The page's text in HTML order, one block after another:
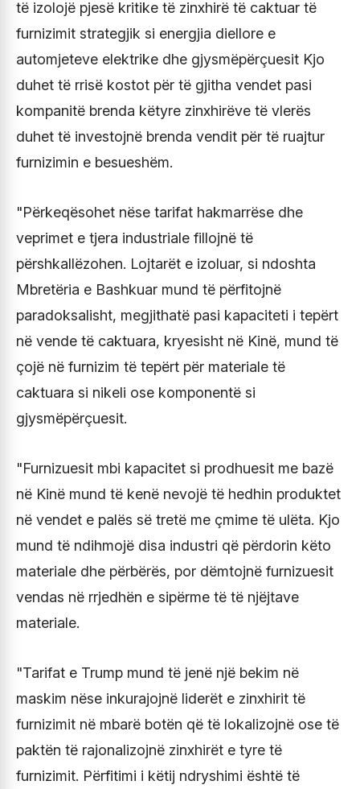
të izolojë pjesë kritike të zinxhirë të caktuar të
furnizimit strategjik si energjia diellore e
automjeteve elektrike dhe gjysmëpërçuesit Kjo
duhet të rrisë kostot për të gjitha vendet pasi
kompanitë brenda këtyre zinxhirëve të vlerës
duhet të investojnë brenda vendit për të ruajtur
furnizimin e besueshëm.
"Përkeqësohet nëse tarifat hakmarrëse dhe
veprimet e tjera industriale fillojnë të
përshkallëzohen. Lojtarët e izoluar, si ndoshta
Mbretëria e Bashkuar mund të përfitojnë
paradoksalisht, megjithatë pasi kapaciteti i tepërt
në vende të caktuara, kryesisht në Kinë, mund të
çojë në furnizim të tepërt për materiale të
caktuara si nikeli ose komponentë si
gjysmëpërçuesit.
"Furnizuesit mbi kapacitet si prodhuesit me bazë
në Kinë mund të kenë nevojë të hedhin produktet
në vendet e palës së tretë me çmime të ulëta. Kjo
mund të ndihmojë disa industri që përdorin këto
materiale dhe përbërës, por dëmtojnë furnizuesit
vendas në rrjedhën e sipërme të të njëjtave
materiale.
"Tarifat e Trump mund të jenë një bekim në
maskim nëse inkurajojnë liderët e zinxhirit të
furnizimit në mbarë botën që të lokalizojnë ose të
paktën të rajonalizojnë zinxhirët e tyre të
furnizimit. Përfitimi i këtij ndryshimi është të